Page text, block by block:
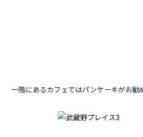
一階にあるカフェではパンケーキがお勧